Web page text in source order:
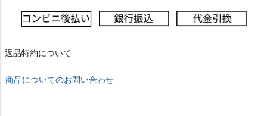
返品特約について
商品についてのお問い合わせ